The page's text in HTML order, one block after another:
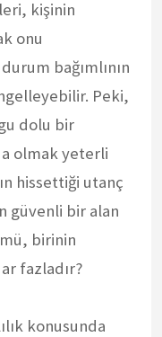
kişinin
onu
bağımlının
Peki,
dolu bir
olmak yeterli
hissettiği utanç
güvenli bir alan
birinin
fazladır?
konusunda